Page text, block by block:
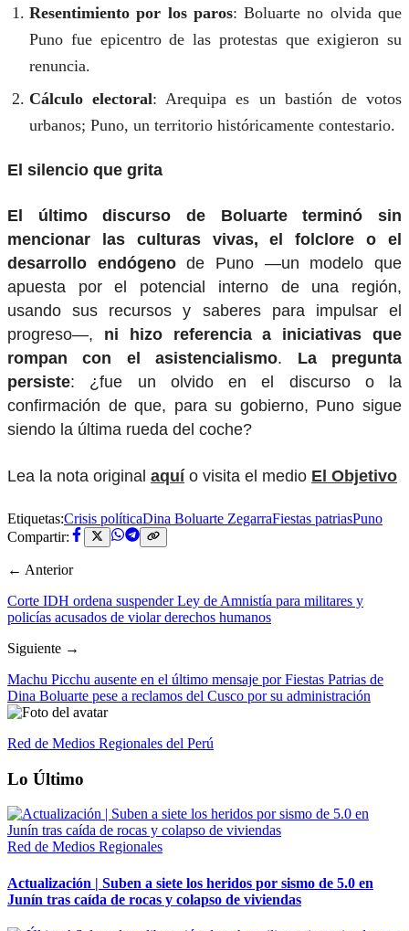
Resentimiento por los paros: Boluarte no olvida que
Puno fue epicentro de las protestas que exigieron su
renuncia.
Cálculo electoral: Arequipa es un bastión de votos
urbanos; Puno, un territorio históricamente contestario.
El silencio que grita
El último discurso de Boluarte terminó sin
mencionar las culturas vivas, el folclore o el
desarrollo endógenode Puno —un modelo que
apuesta por el potencial interno de una región,
usando sus recursos y saberes para impulsar el
progreso—, ni hizo referencia a iniciativas que
rompan con el asistencialismo. La pregunta
persiste: ¿fue un olvido en el discurso o la
confirmación de que, para su gobierno, Puno sigue
siendo la última rueda del coche?
Lea la nota original aquío visita el medio El Objetivo
Etiquetas:Crisis políticaDina Boluarte ZegarraFiestas patriasPuno
Compartir:
← Anterior
Corte IDH ordena suspender Ley de Amnistía para militares y
policías acusados de violar derechos humanos
Siguiente →
Machu Picchu ausente en el último mensaje por Fiestas Patrias de
Dina Boluarte pese a reclamos del Cusco por su administración
Red de Medios Regionales del Perú
Lo Último
Red de Medios Regionales
Actualización | Suben a siete los heridos por sismo de 5.0 en
Junín tras caída de rocas y colapso de viviendas